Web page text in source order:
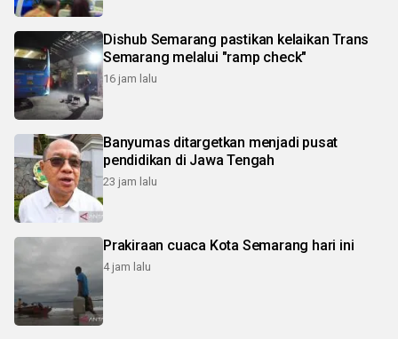
Dishub Semarang pastikan kelaikan Trans
Semarang melalui "ramp check"
16 jam lalu
Banyumas ditargetkan menjadi pusat
pendidikan di Jawa Tengah
23 jam lalu
Prakiraan cuaca Kota Semarang hari ini
4 jam lalu